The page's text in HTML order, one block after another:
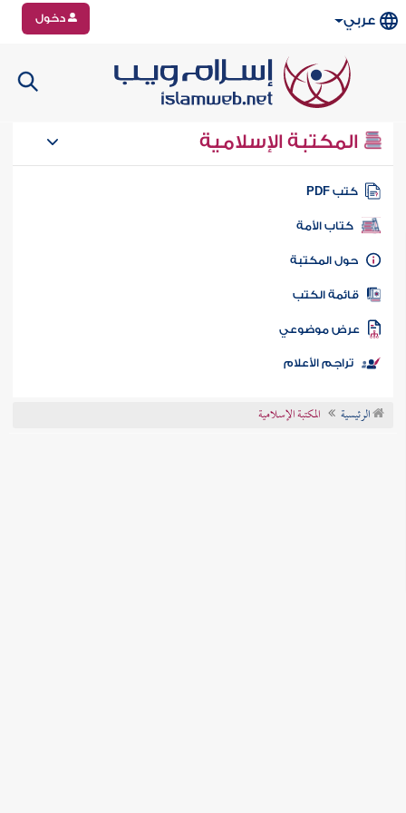
عربي دخول
المكتبة الإسلامية
كتب PDF
كتاب الأمة
المكتبة
الكتب
موضوعي
تراجم الأعلام
الرئيسية المكتبة الإسلامية